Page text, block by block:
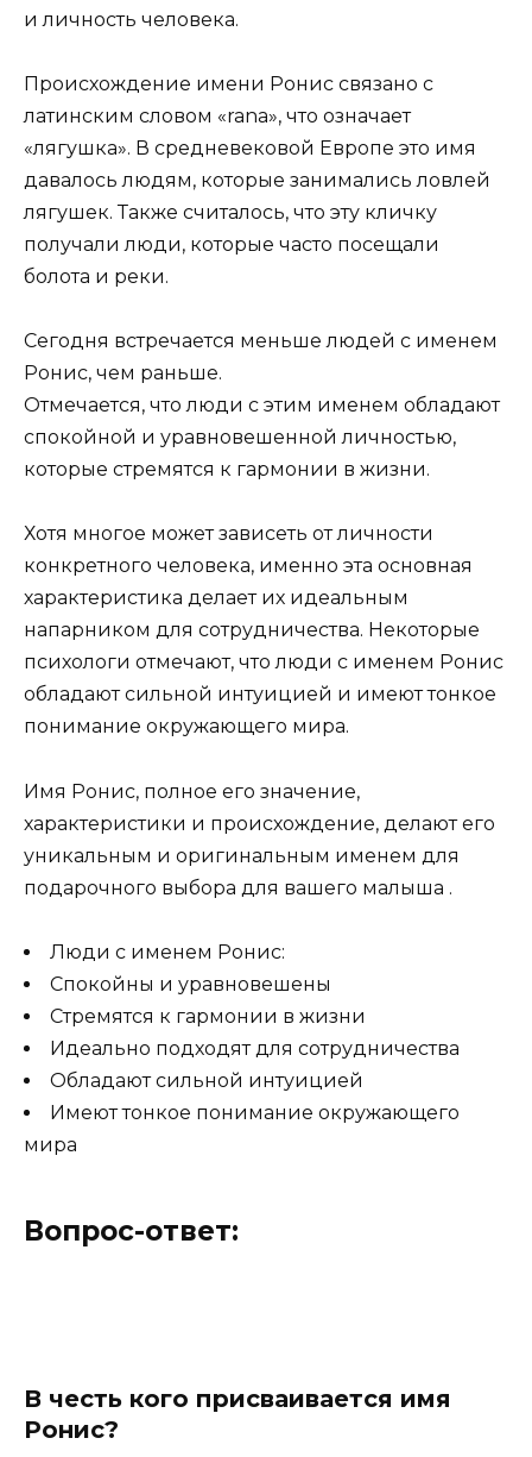
и личность человека.
Происхождение имени Ронис связано с
латинским словом «rana», что означает
«лягушка». В средневековой Европе это имя
давалось людям, которые занимались ловлей
лягушек. Также считалось, что эту кличку
получали люди, которые часто посещали
болота и реки.
Сегодня встречается меньше людей с именем
Ронис, чем раньше.
Отмечается, что люди с этим именем обладают
спокойной и уравновешенной личностью,
которые стремятся к гармонии в жизни.
Хотя многое может зависеть от личности
конкретного человека, именно эта основная
характеристика делает их идеальным
напарником для сотрудничества. Некоторые
психологи отмечают, что люди с именем Ронис
обладают сильной интуицией и имеют тонкое
понимание окружающего мира.
Имя Ронис, полное его значение,
характеристики и происхождение, делают его
уникальным и оригинальным именем для
подарочного выбора для вашего малыша .
Люди с именем Ронис:
Спокойны и уравновешены
Стремятся к гармонии в жизни
Идеально подходят для сотрудничества
Обладают сильной интуицией
Имеют тонкое понимание окружающего
мира
Вопрос-ответ:
В честь кого присваивается имя
Ронис?